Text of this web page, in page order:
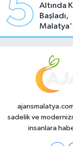
5
Altında
Başladı,
Makas
sadelik ve
insanlara